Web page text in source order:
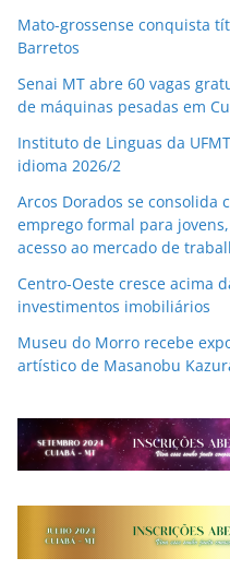
Mato-grossense conquista
Barretos
Senai MT abre 60 vagas
de máquinas pesadas em
Instituto de Linguas da
idioma 2026/2
Arcos Dorados se
emprego formal para
acesso ao mercado de
Centro-Oeste cresce acima
investimentos imobiliários
Museu do Morro recebe
artístico de Masanobu